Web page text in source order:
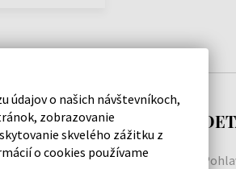
& Fitch Away Man je
údajov o našich návštevníkoch,
zobrazovanie
skvelého zážitku z
o cookies používame